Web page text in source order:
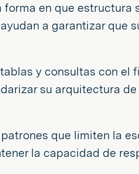
en que estructura
a garantizar que
y consultas con el
su arquitectura
que limiten la
la capacidad de